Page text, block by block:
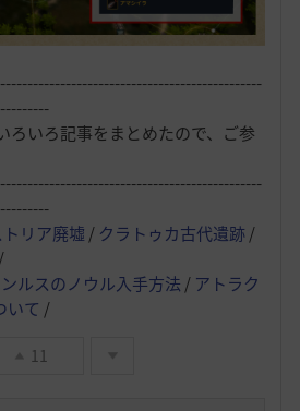
ろいろ記事をまとめたので、ご参
リア廃墟 / クラトゥカ古代遺跡 /
/
ルスのノウル入手方法 / アトラク
いて /
11